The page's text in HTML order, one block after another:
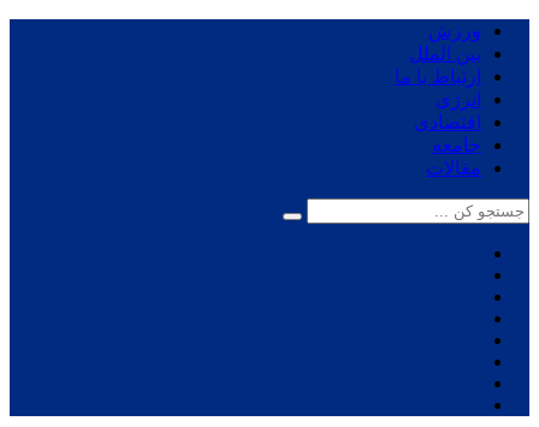
ورزش
بین الملل
ارتباط با ما
انرژی
اقتصادی
جامعه
مقالات